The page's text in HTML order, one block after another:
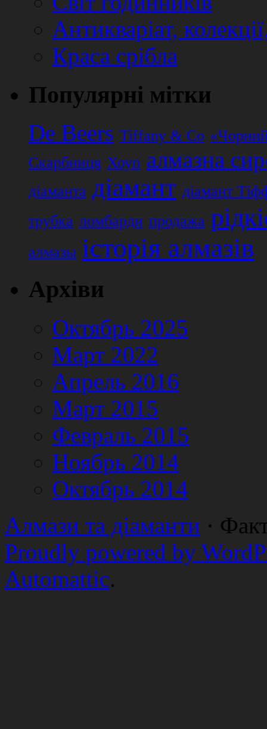
Антикваріат,
Краса срібла
Популярні мітки
De Beers Tiffany & Co
Скарбниця Хоуп алмазна
діаманта діамант діамант
трубка ломбарди продажа
алмазы історія алмазів
Архіви
Октябрь 2025
Март 2022
Апрель 2016
Март 2015
Февраль 2015
Ноябрь 2014
Октябрь 2014
Алмази та діаманти ·
Proudly powered by
Automattic.